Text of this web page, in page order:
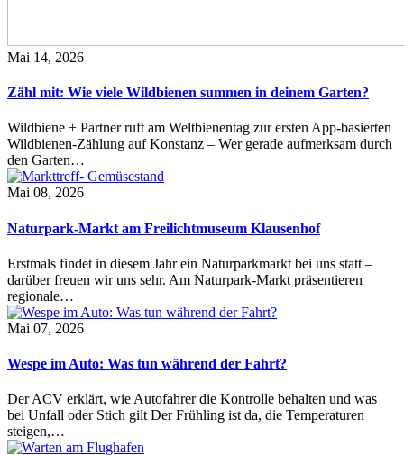
Mai 14, 2026
Zähl mit: Wie viele Wildbienen summen in deinem Garten?
Wildbiene + Partner ruft am Weltbienentag zur ersten App-basierten
Wildbienen-Zählung auf Konstanz – Wer gerade aufmerksam durch
den Garten…
Mai 08, 2026
Naturpark-Markt am Freilichtmuseum Klausenhof
Erstmals findet in diesem Jahr ein Naturparkmarkt bei uns statt –
darüber freuen wir uns sehr. Am Naturpark-Markt präsentieren
regionale…
Mai 07, 2026
Wespe im Auto: Was tun während der Fahrt?
Der ACV erklärt, wie Autofahrer die Kontrolle behalten und was
bei Unfall oder Stich gilt Der Frühling ist da, die Temperaturen
steigen,…